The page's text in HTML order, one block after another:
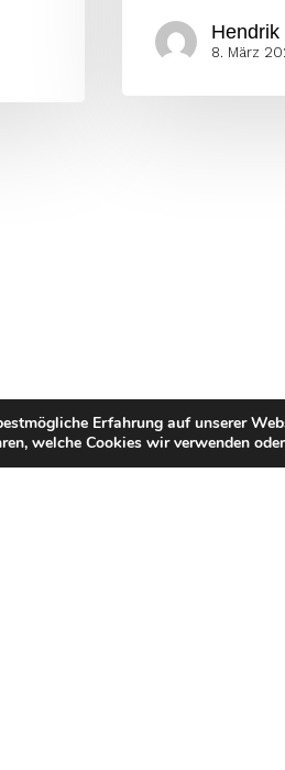
Hendrik
8. März
Erfahrung auf unserer
welche Cookies wir verwenden